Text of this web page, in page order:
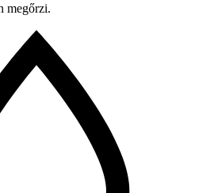
megőrzi.